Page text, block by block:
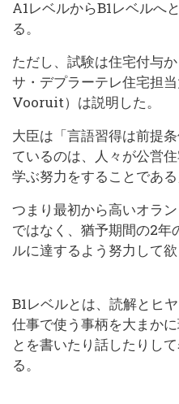
A1レベルからB1レベルへ
る。
ただし、試験は住宅付与
サ・デプラーテレ住宅担
Vooruit）は説明した。
大臣は「言語習得は前提
ているのは、人々が公営
学ぶ努力をすることである
つまり最初から高いオラ
ではなく、猶予期間の2年
ルに達するよう努力して欲
B1レベルとは、読解とヒ
仕事で使う事柄を大まか
とを書いたり話したりし
る。